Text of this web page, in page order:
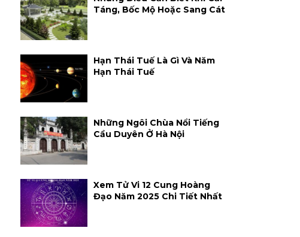
Táng, Bốc Mộ Hoặc Sang Cát
Hạn Thái Tuế Là Gì Và Năm
Hạn Thái Tuế
Những Ngôi Chùa Nổi Tiếng
Cầu Duyên Ở Hà Nội
Xem Tử Vi 12 Cung Hoàng
Đạo Năm 2025 Chi Tiết Nhất